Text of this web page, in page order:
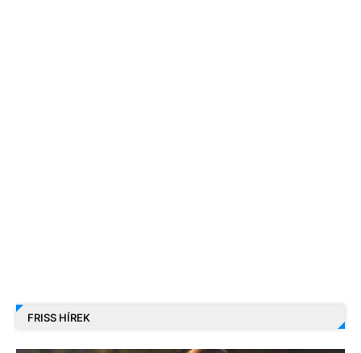
FRISS HÍREK